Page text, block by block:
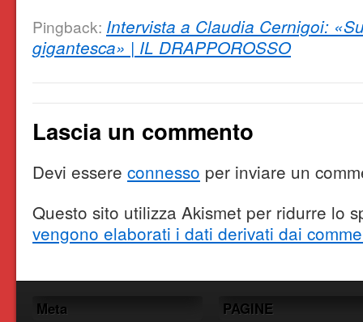
Pingback: Intervista a Claudia Cernigoi:
gigantesca» | IL DRAPPOROSSO
Lascia un commento
Devi essere connesso per inviare un
Questo sito utilizza Akismet per ridurre lo
vengono elaborati i dati derivati dai
Meta PAGINE